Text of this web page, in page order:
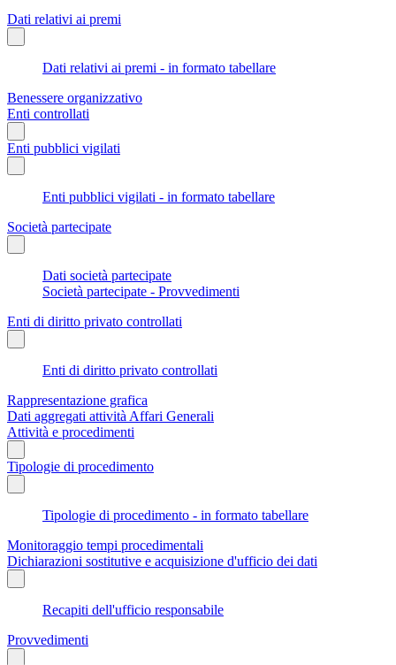
Dati relativi ai premi
Dati relativi ai premi - in formato tabellare
Benessere organizzativo
Enti controllati
Enti pubblici vigilati
Enti pubblici vigilati - in formato tabellare
Società partecipate
Dati società partecipate
Società partecipate - Provvedimenti
Enti di diritto privato controllati
Enti di diritto privato controllati
Rappresentazione grafica
Dati aggregati attività Affari Generali
Attività e procedimenti
Tipologie di procedimento
Tipologie di procedimento - in formato tabellare
Monitoraggio tempi procedimentali
Dichiarazioni sostitutive e acquisizione d'ufficio dei dati
Recapiti dell'ufficio responsabile
Provvedimenti